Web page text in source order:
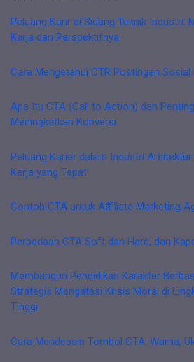
Peluang Karir di Bidang Teknik Industri:
Kerja dan Perspektifnya
Cara Mengetahui CTR Postingan Sosial
Apa Itu CTA (Call to Action) dan
Meningkatkan Konversi
Peluang Karier dalam Industri
Kerja yang Tepat
Contoh CTA untuk Affiliate Marketing
Perbedaan CTA Soft dan Hard, dan
Membangun Pendidikan Karakter
Strategis Mengatasi Krisis Moral di
Tinggi
Cara Mendesain Tombol CTA: Warna,